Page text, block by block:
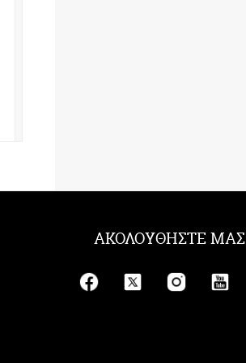
ΑΚΟΛΟΥΘΗΣΤΕ ΜΑΣ